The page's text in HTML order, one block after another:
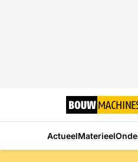
ActueelMaterieel